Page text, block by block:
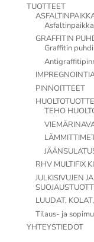
TUOTTEET
GRAFFITIN
Graffitin
PINNOITTEET
TEHO
RHV MULTIFIX
JULKISIVUJEN
LUUDAT,
Tilaus- ja
YHTEYSTIEDOT